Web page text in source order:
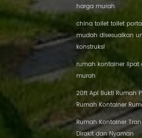
harga murah
china toilet toilet
mudah disesuaikan
konstruksi
rumah kontainer lipat
murah
20ft Api Bukti Rumah
Rumah Kontainer
Rumah Kontainer
Dirakit dan Nyaman